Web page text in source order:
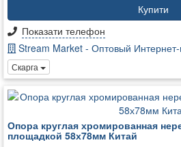
Купити
Показати телефон
Stream Market - Оптовый Интернет-
Скарга
Опора круглая хромированная
площадкой 58х78мм Китай